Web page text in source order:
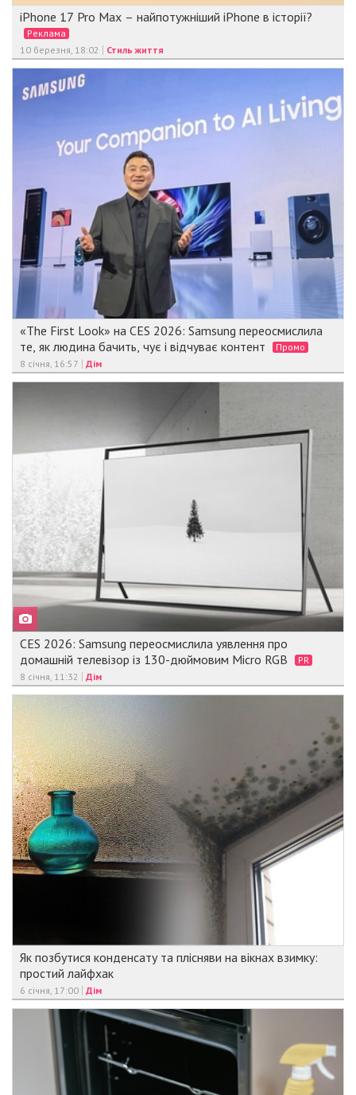
iPhone 17 Pro Max – найпотужніший iPhone в історії?
Реклама
10 березня, 18:02
Стиль життя
«The First Look» на CES 2026: Samsung переосмислила
те, як людина бачить, чує і відчуває контент
Промо
8 січня, 16:57
Дім
CES 2026: Samsung переосмислила уявлення про
домашній телевізор із 130-дюймовим Micro RGB
PR
8 січня, 11:32
Дім
Як позбутися конденсату та плісняви на вікнах взимку:
простий лайфхак
6 січня, 17:00 Дім